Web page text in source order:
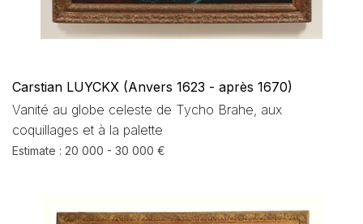
Carstian LUYCKX (Anvers 1623 - après 1670)
Vanité au globe celeste de Tycho Brahe, aux
coquillages et à la palette
Estimate : 20 000 - 30 000 €